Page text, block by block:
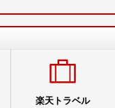
楽天トラベル